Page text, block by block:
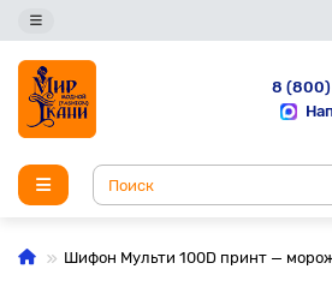
8
Шифон Мульти 100D принт —